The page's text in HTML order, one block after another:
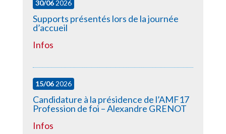
30/062026
Supports présentés lors de la journée
d’accueil
Infos
15/062026
Candidature à la présidence de l’AMF17
Profession de foi – Alexandre GRENOT
Infos